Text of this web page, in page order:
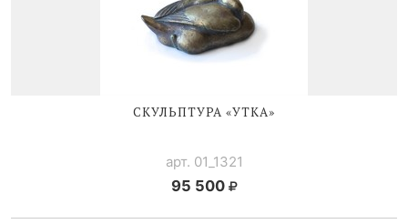
СКУЛЬПТУРА «УТКА»
арт. 01_1321
95 500